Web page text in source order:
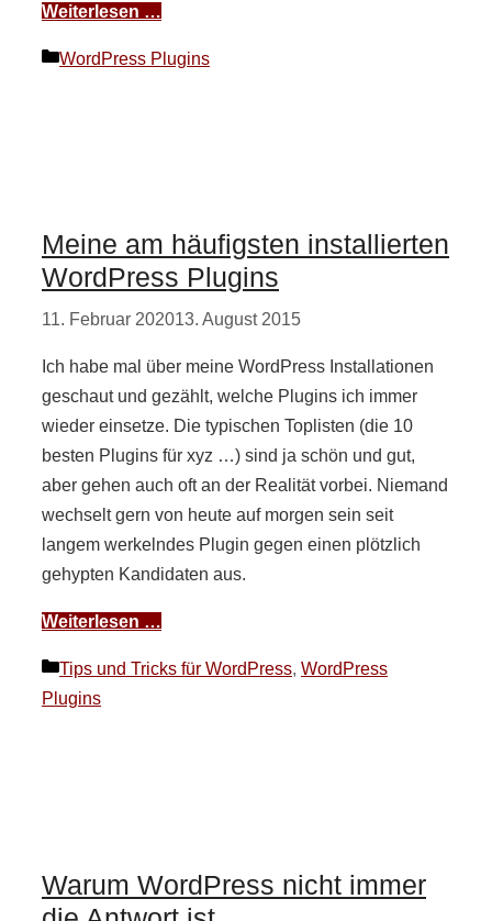
Weiterlesen …
Kategorien
WordPress Plugins
Meine am häufigsten installierten
WordPress Plugins
11. Februar 202013. August 2015
Ich habe mal über meine WordPress Installationen
geschaut und gezählt, welche Plugins ich immer
wieder einsetze. Die typischen Toplisten (die 10
besten Plugins für xyz …) sind ja schön und gut,
aber gehen auch oft an der Realität vorbei. Niemand
wechselt gern von heute auf morgen sein seit
langem werkelndes Plugin gegen einen plötzlich
gehypten Kandidaten aus.
Weiterlesen …
Kategorien
Tips und Tricks für WordPress, WordPress
Plugins
Warum WordPress nicht immer